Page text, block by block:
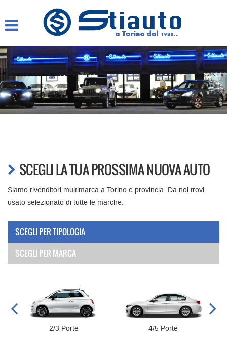
AZIENDA
LISTA VEICOLI
COMPRO AUTO SUBITO
GARANZIA 12 MESI
CONTATTI E ORARI
SCEGLI LA TUA PROSSIMA NUOVA AUTO
Siamo rivenditori multimarca a Torino e provincia. Da noi trovi
usato selezionato di tutte le marche.
SCEGLI PER TIPOLOGIA
SCEGLI PER MARCA
2/3 Porte 4/5 Porte